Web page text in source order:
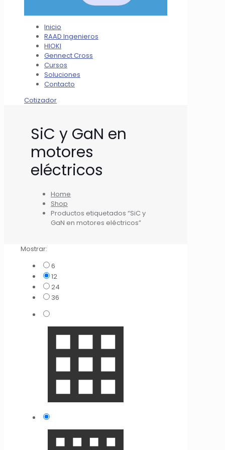
Inicio
RAAD Ingenieros
HIOKI
Gennect Cross
Cursos
Soluciones
Contacto
Cotizador
SiC y GaN en
motores
eléctricos
Home
Shop
Productos etiquetados “SiC y
GaN en motores eléctricos”
Mostrar:
6
12
24
36